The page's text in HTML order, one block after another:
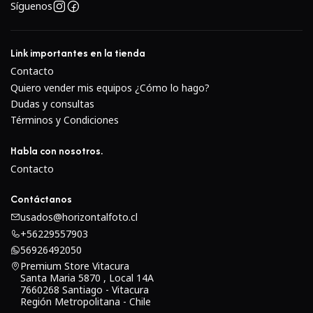
Síguenos
Link importantes en la tienda
Contacto
Quiero vender mis equipos ¿Cómo lo hago?
Dudas y consultas
Términos y Condiciones
Habla con nosotros.
Contacto
Contáctanos
usados@horizontalfoto.cl
+56229557903
56926492050
Premium Store Vitacura
Santa Maria 5870 , Local 14A
7660268 Santiago - Vitacura
Región Metropolitana - Chile